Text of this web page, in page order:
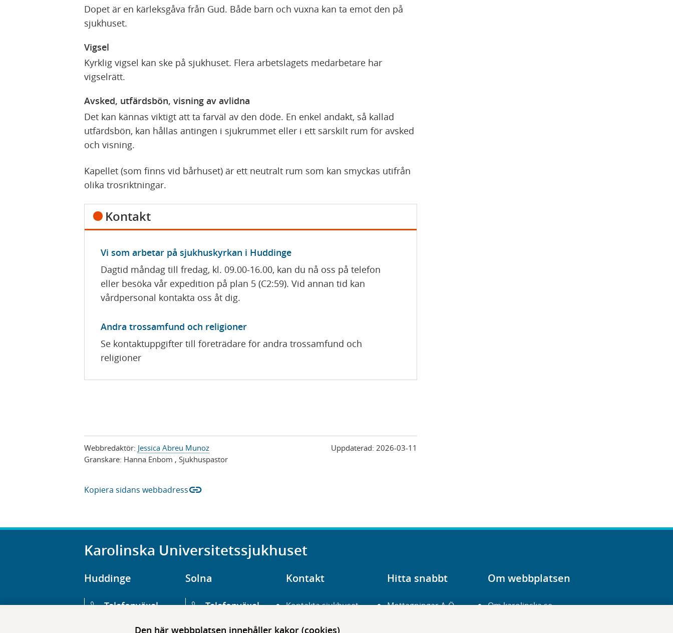
Den här webbplatsen innehåller kakor (cookies)
Dopet är en kärleksgåva från Gud. Både barn och vuxna kan ta emot den på
sjukhuset.
Vigsel
Kyrklig vigsel kan ske på sjukhuset. Flera arbetslagets medarbetare har
vigselrätt.
Avsked, utfärdsbön, visning av avlidna
Det kan kännas viktigt att ta farväl av den döde. En enkel andakt, så kallad
utfärdsbön, kan hållas antingen i sjukrummet eller i ett särskilt rum för avsked
och visning.
Kapellet (som finns vid bårhuset) är ett neutralt rum som kan smyckas utifrån
olika trosriktningar.
Kontakt
Vi som arbetar på sjukhuskyrkan i Huddinge
Dagtid måndag till fredag, kl. 09.00-16.00, kan du nå oss på telefon
eller besöka vår expedition på plan 5 (C2:59). Vid annan tid kan
vårdpersonal kontakta oss åt dig.
Andra trossamfund och religioner
Se kontaktuppgifter till företrädare för andra trossamfund och
religioner
Webbredaktör: Jessica Abreu Munoz
Granskare: Hanna Enbom , Sjukhuspastor
Uppdaterad: 2026-03-11
Kopiera sidans webbadresslink
Karolinska Universitetssjukhuset
Huddinge
Telefonväxel
Solna
Telefonväxel
Kontakt
Kontakta sjukhuset
Hitta hit
Hitta snabbt
Mottagningar A-Ö
Om webbplatsen
Om karolinska.se